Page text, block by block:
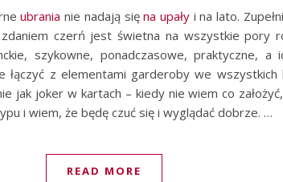
ubrania nie nadają sięna upałyi na lato.
czerń jest świetna na wszystkie pory
szykowne, ponadczasowe, praktyczne, a
łączyć z elementami garderoby we wszystkich
jak joker w kartach – kiedy nie wiem co
i wiem, że będę czuć się i wyglądać dobrze. …
READ MORE